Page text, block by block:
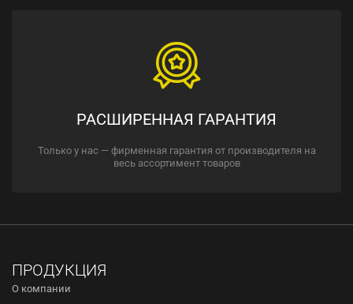
РАСШИРЕННАЯ ГАРАНТИЯ
Только у нас — фирменная гарантия от производителя на
весь ассортимент товаров
ПРОДУКЦИЯ
О компании